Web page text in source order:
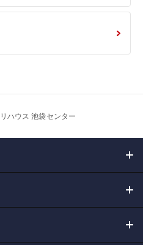
ハウス 池袋センター